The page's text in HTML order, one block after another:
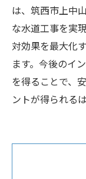
は、筑西市上中
な水道工事を実
対効果を最大化
ます。今後のイ
を得ることで、
ントが得られるは